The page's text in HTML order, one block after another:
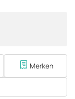
Merken